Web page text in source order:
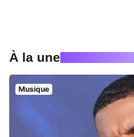
À la une
Musique